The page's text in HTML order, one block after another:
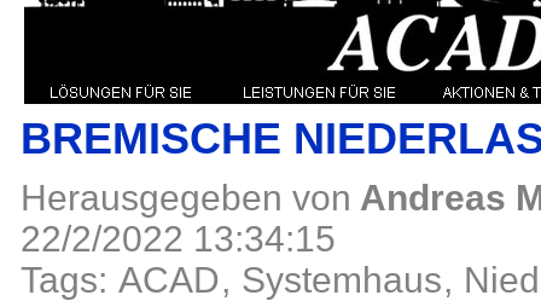
BREMISCHE
Herausgegeben von Andreas
22/2/2022 13:34:15
Tags: ACAD, Systemhaus,